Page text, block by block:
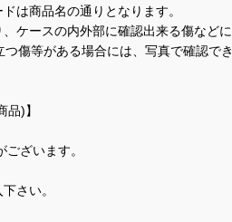
は商品名の通りとなります。
ケースの内外部に確認出来る傷など
傷等がある場合には、写真で確認
)】
ざいます。
さい。